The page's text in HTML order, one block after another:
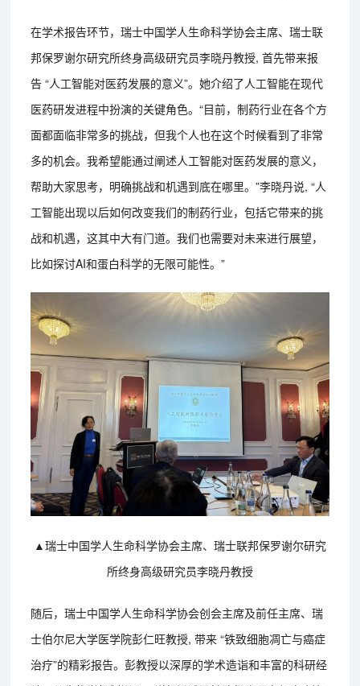
在学术报告环节，瑞士中国学人生命科学协会主席、瑞士联
邦保罗谢尔研究所终身高级研究员李晓丹教授, 首先带来报
告 “人工智能对医药发展的意义”。她介绍了人工智能在现代
医药研发进程中扮演的关键角色。“目前，制药行业在各个方
面都面临非常多的挑战，但我个人也在这个时候看到了非常
多的机会。我希望能通过阐述人工智能对医药发展的意义，
帮助大家思考，明确挑战和机遇到底在哪里。”李晓丹说, “人
工智能出现以后如何改变我们的制药行业，包括它带来的挑
战和机遇，这其中大有门道。我们也需要对未来进行展望，
比如探讨AI和蛋白科学的无限可能性。”
▲瑞士中国学人生命科学协会主席、瑞士联邦保罗谢尔研究
所终身高级研究员李晓丹教授
随后，瑞士中国学人生命科学协会创会主席及前任主席、瑞
士伯尔尼大学医学院彭仁旺教授, 带来 “铁致细胞凋亡与癌症
治疗”的精彩报告。彭教授以深厚的学术造诣和丰富的科研经